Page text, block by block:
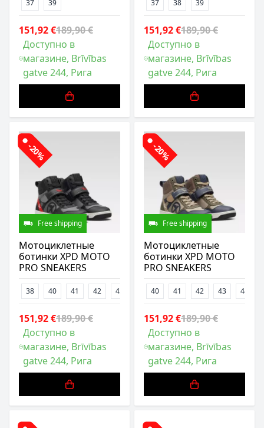
37 39
151,92 €189,90 €
Доступно в
магазине, Brīvības
gatve 244, Рига
37 38 39
151,92 €189,90 €
Доступно в
магазине, Brīvības
gatve 244, Рига
-20%
Free shipping
Мотоциклетные
ботинки XPD MOTO
PRO SNEAKERS
38 40 41 42 43
151,92 €189,90 €
Доступно в
магазине, Brīvības
gatve 244, Рига
-20%
Free shipping
Мотоциклетные
ботинки XPD MOTO
PRO SNEAKERS
40 41 42 43 44
151,92 €189,90 €
Доступно в
магазине, Brīvības
gatve 244, Рига